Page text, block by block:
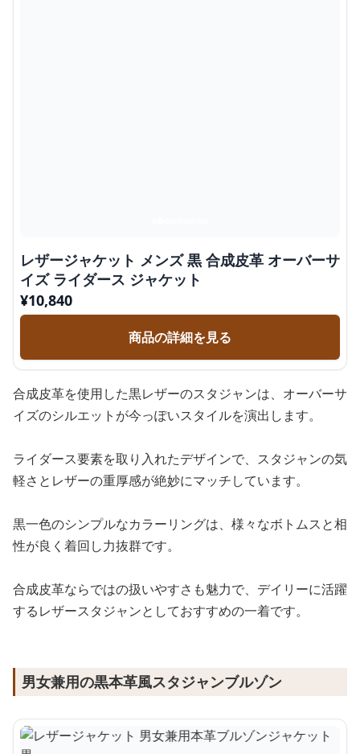
レザージャケット メンズ 黒 合成皮革 オーバーサ
イズ ライダース ジャケット
¥10,840
商品の詳細を見る
合成皮革を使用した黒レザーのスタジャンは、オーバーサ
イズのシルエットが今っぽいスタイルを演出します。
ライダース要素を取り入れたデザインで、スタジャンの気
軽さとレザーの重厚感が絶妙にマッチしています。
黒一色のシンプルなカラーリングは、様々なボトムスと相
性が良く着回し力抜群です。
合成皮革ならではの扱いやすさも魅力で、デイリーに活躍
するレザースタジャンとしておすすめの一着です。
男女兼用の黒本革風スタジャンブルゾン